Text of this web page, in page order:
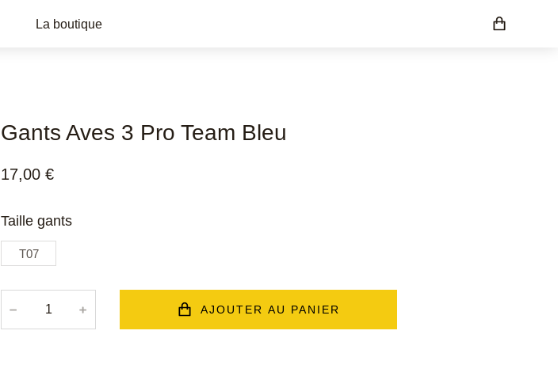
La boutique
Gants Aves 3 Pro Team Bleu
17,00€
Taille gants
T07
﹣ ﹢ AJOUTER AU PANIER